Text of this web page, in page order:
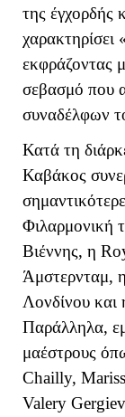
της έγχορδής
χαρακτηρίσει
εκφράζοντας
σεβασμό που
συναδέλφων
Κατά τη
Καβάκος
Φιλαρμονική
Βιέννης, η
Άμστερνταμ,
Λονδίνου και
Παράλληλα,
μαέστρους
Chailly,
Valery